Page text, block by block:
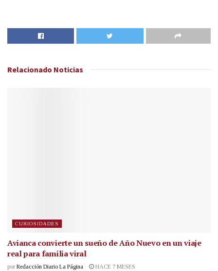
Relacionado Noticias
CURIOSIDADES
Avianca convierte un sueño de Año Nuevo en un viaje
real para familia viral
por Redacción Diario La Página HACE 7 MESES